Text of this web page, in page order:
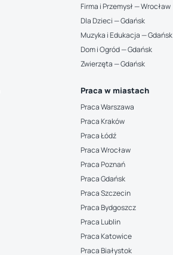
Firma i Przemysł — Wrocław
Dla Dzieci — Gdańsk
Muzyka i Edukacja — Gdańsk
Dom i Ogród — Gdańsk
Zwierzęta — Gdańsk
Praca w miastach
Praca Warszawa
Praca Kraków
Praca Łódź
Praca Wrocław
Praca Poznań
Praca Gdańsk
Praca Szczecin
Praca Bydgoszcz
Praca Lublin
Praca Katowice
Praca Białystok